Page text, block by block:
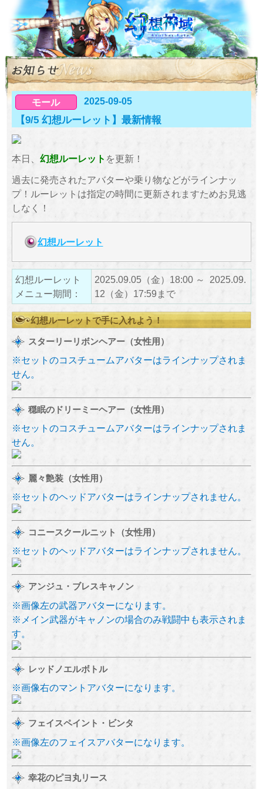
モール 2025-09-05
【9/5 幻想ルーレット】最新情報
本日、 幻想ルーレット を更新！
過去に発売されたアバターや乗り物などがラインナッ
プ！ルーレットは指定の時間に更新されますためお見逃
しなく！
幻想ルーレット
幻想ルーレット
メニュー期間：
2025.09.05（金）18:00 ～ 2025.09.
12（金）17:59まで
幻想ルーレットで手に入れよう！
スターリーリボンヘアー（女性用）
※セットのコスチュームアバターはラインナップされま
せん。
穏眠のドリーミーヘアー（女性用）
※セットのコスチュームアバターはラインナップされま
せん。
麗々艶装（女性用）
※セットのヘッドアバターはラインナップされません。
コニースクールニット（女性用）
※セットのヘッドアバターはラインナップされません。
アンジュ・ブレスキャノン
※画像左の武器アバターになります。
※メイン武器がキャノンの場合のみ戦闘中も表示されま
す。
レッドノエルボトル
※画像右のマントアバターになります。
フェイスペイント・ビンタ
※画像左のフェイスアバターになります。
幸花のピヨ丸リース